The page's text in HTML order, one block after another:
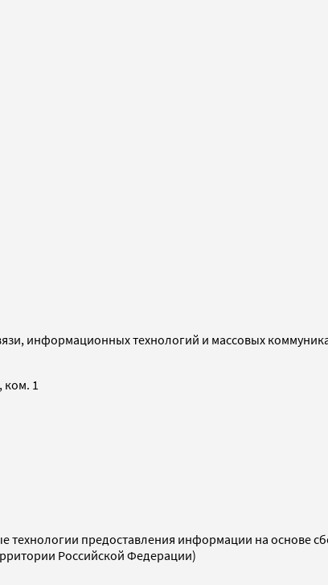
информационных технологий и массовых
ком. 1
предоставления информации на основе
Российской Федерации)